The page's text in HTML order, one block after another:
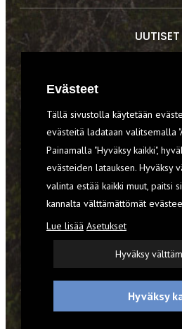
UUTISET
TILAA RETKI-
Evästeet
Tällä sivustolla käytetään
evästeitä ladataan valitsemalla
Painamalla "Hyväksy kaikki",
evästeiden latauksen. Hyväksy
valinta estää kaikki muut, paitsi
kannalta välttämättömät
Lue lisää Asetukset
Hyväksy
Hyväksy